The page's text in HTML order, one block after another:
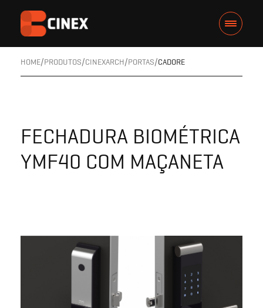
HOME PRODUTOS CINEXARCH PORTAS CADORE
FECHADURA BIOMÉTRICA
YMF40 COM MAÇANETA